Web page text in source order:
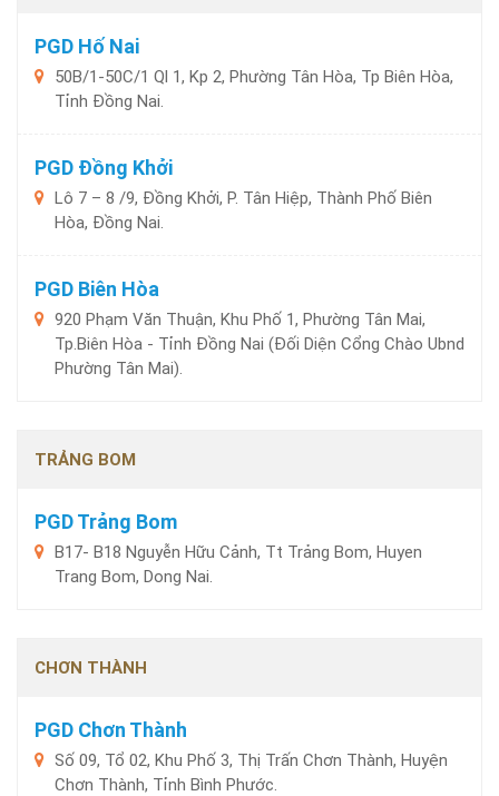
PGD Hố Nai
50B/1-50C/1 Ql 1, Kp 2, Phường Tân Hòa, Tp Biên Hòa,
Tỉnh Đồng Nai.
PGD Đồng Khởi
Lô 7 – 8 /9, Đồng Khởi, P. Tân Hiệp, Thành Phố Biên
Hòa, Đồng Nai.
PGD Biên Hòa
920 Phạm Văn Thuận, Khu Phố 1, Phường Tân Mai,
Tp.Biên Hòa - Tỉnh Đồng Nai (Đối Diện Cổng Chào Ubnd
Phường Tân Mai).
TRẢNG BOM
PGD Trảng Bom
B17- B18 Nguyễn Hữu Cảnh, Tt Trảng Bom, Huyen
Trang Bom, Dong Nai.
CHƠN THÀNH
PGD Chơn Thành
Số 09, Tổ 02, Khu Phố 3, Thị Trấn Chơn Thành, Huyện
Chơn Thành, Tỉnh Bình Phước.